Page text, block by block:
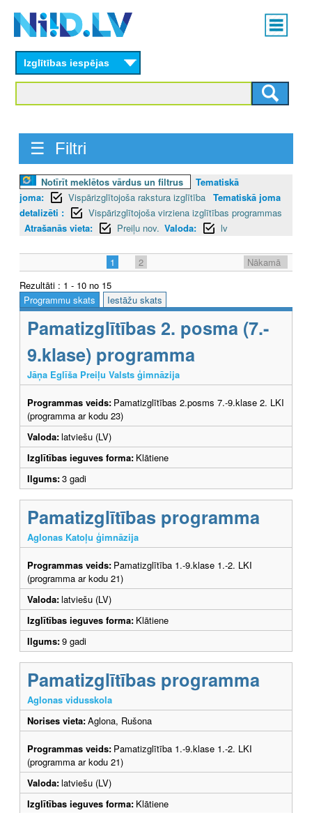
content
Main
menu
Izglītības iespējas
☰ Filtri
Notīrīt meklētos vārdus un filtrus
Tematiskā
joma:
Vispārizglītojoša rakstura izglītība Tematiskā joma
detalizēti :
Vispārizglītojoša virziena izglītības programmas
Atrašanās vieta:
Preiļu nov. Valoda: lv
1 2
Nākamā
Rezultāti : 1 - 10 no 15
Programmu skats
Iestāžu skats
Pamatizglītības 2. posma (7.-
9.klase) programma
Jāņa Eglīša Preiļu Valsts ģimnāzija
Programmas veids: Pamatizglītības 2.posms 7.-9.klase 2. LKI
(programma ar kodu 23)
Valoda:latviešu (LV)
Izglītības ieguves forma: Klātiene
Ilgums:3 gadi
Pamatizglītības programma
Aglonas Katoļu ģimnāzija
Programmas veids: Pamatizglītība 1.-9.klase 1.-2. LKI
(programma ar kodu 21)
Valoda:latviešu (LV)
Izglītības ieguves forma: Klātiene
Ilgums:9 gadi
Pamatizglītības programma
Aglonas vidusskola
Norises vieta:Aglona, Rušona
Programmas veids: Pamatizglītība 1.-9.klase 1.-2. LKI
(programma ar kodu 21)
Valoda:latviešu (LV)
Izglītības ieguves forma: Klātiene